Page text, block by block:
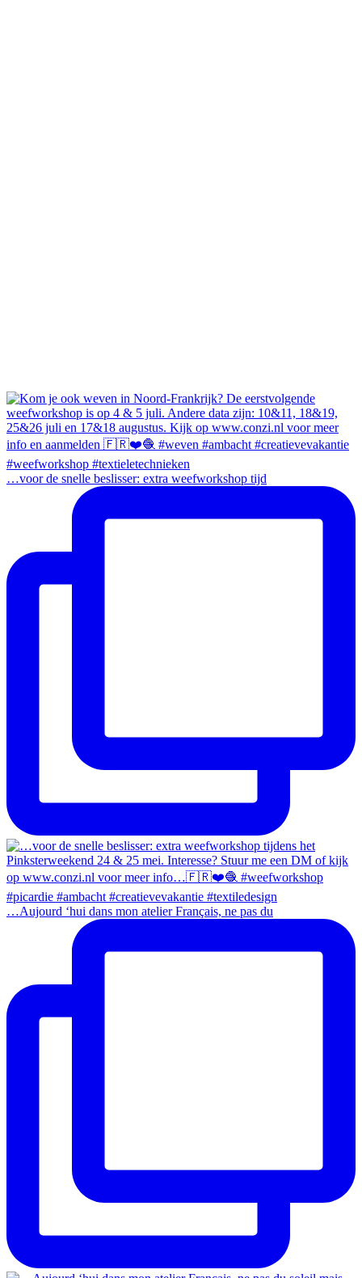
…voor de snelle beslisser: extra weefworkshop tijd
…Aujourd ‘hui dans mon atelier Français, ne pas du